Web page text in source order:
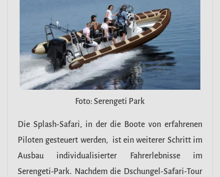
Foto: Serengeti Park
Die Splash-Safari, in der die Boote von erfahrenen
Piloten gesteuert werden, ist ein weiterer Schritt im
Ausbau individualisierter Fahrerlebnisse im
Serengeti-Park. Nachdem die Dschungel-Safari-Tour